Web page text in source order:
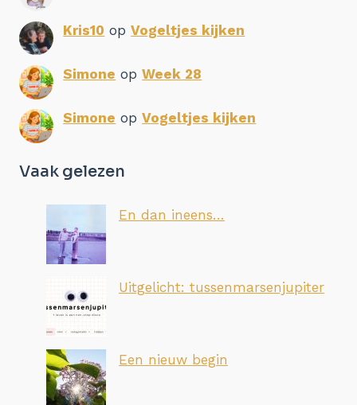
Kris10 opVogeltjes kijken
Simone opWeek 28
Simone opVogeltjes kijken
Vaak gelezen
En dan ineens…
Uitgelicht: tussenmarsenjupiter
Een nieuw begin